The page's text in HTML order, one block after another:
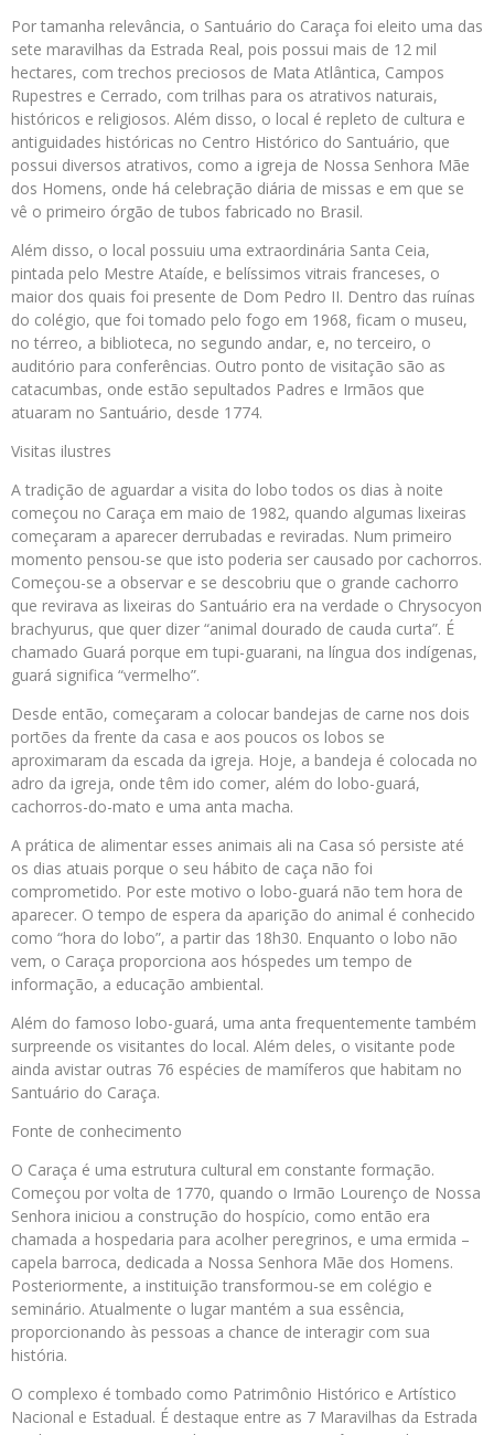
Por tamanha relevância, o Santuário do Caraça foi eleito uma das
sete maravilhas da Estrada Real, pois possui mais de 12 mil
hectares, com trechos preciosos de Mata Atlântica, Campos
Rupestres e Cerrado, com trilhas para os atrativos naturais,
históricos e religiosos. Além disso, o local é repleto de cultura e
antiguidades históricas no Centro Histórico do Santuário, que
possui diversos atrativos, como a igreja de Nossa Senhora Mãe
dos Homens, onde há celebração diária de missas e em que se
vê o primeiro órgão de tubos fabricado no Brasil.
Além disso, o local possuiu uma extraordinária Santa Ceia,
pintada pelo Mestre Ataíde, e belíssimos vitrais franceses, o
maior dos quais foi presente de Dom Pedro II. Dentro das ruínas
do colégio, que foi tomado pelo fogo em 1968, ficam o museu,
no térreo, a biblioteca, no segundo andar, e, no terceiro, o
auditório para conferências. Outro ponto de visitação são as
catacumbas, onde estão sepultados Padres e Irmãos que
atuaram no Santuário, desde 1774.
Visitas ilustres
A tradição de aguardar a visita do lobo todos os dias à noite
começou no Caraça em maio de 1982, quando algumas lixeiras
começaram a aparecer derrubadas e reviradas. Num primeiro
momento pensou-se que isto poderia ser causado por cachorros.
Começou-se a observar e se descobriu que o grande cachorro
que revirava as lixeiras do Santuário era na verdade o Chrysocyon
brachyurus, que quer dizer “animal dourado de cauda curta”. É
chamado Guará porque em tupi-guarani, na língua dos indígenas,
guará significa “vermelho”.
Desde então, começaram a colocar bandejas de carne nos dois
portões da frente da casa e aos poucos os lobos se
aproximaram da escada da igreja. Hoje, a bandeja é colocada no
adro da igreja, onde têm ido comer, além do lobo-guará,
cachorros-do-mato e uma anta macha.
A prática de alimentar esses animais ali na Casa só persiste até
os dias atuais porque o seu hábito de caça não foi
comprometido. Por este motivo o lobo-guará não tem hora de
aparecer. O tempo de espera da aparição do animal é conhecido
como “hora do lobo”, a partir das 18h30. Enquanto o lobo não
vem, o Caraça proporciona aos hóspedes um tempo de
informação, a educação ambiental.
Além do famoso lobo-guará, uma anta frequentemente também
surpreende os visitantes do local. Além deles, o visitante pode
ainda avistar outras 76 espécies de mamíferos que habitam no
Santuário do Caraça.
Fonte de conhecimento
O Caraça é uma estrutura cultural em constante formação.
Começou por volta de 1770, quando o Irmão Lourenço de Nossa
Senhora iniciou a construção do hospício, como então era
chamada a hospedaria para acolher peregrinos, e uma ermida –
capela barroca, dedicada a Nossa Senhora Mãe dos Homens.
Posteriormente, a instituição transformou-se em colégio e
seminário. Atualmente o lugar mantém a sua essência,
proporcionando às pessoas a chance de interagir com sua
história.
O complexo é tombado como Patrimônio Histórico e Artístico
Nacional e Estadual. É destaque entre as 7 Maravilhas da Estrada